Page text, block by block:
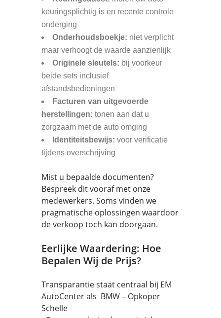
keuringsplichtig is en recente controle
onderging
Onderhoudsboekje: niet verplicht
maar verhoogt de waarde aanzienlijk
Originele sleutels: bij voorkeur
beide sets inclusief
afstandsbedieningen
Facturen van uitgevoerde
herstellingen: tonen aan dat u
zorgzaam met de auto omging
Identiteitsbewijs: voor verificatie
tijdens overschrijving
Mist u bepaalde documenten?
Bespreek dit vooraf met onze
medewerkers. Soms vinden we
pragmatische oplossingen waardoor
de verkoop toch kan doorgaan.
Eerlijke Waardering: Hoe
Bepalen Wij de Prijs?
Transparantie staat centraal bij EM
AutoCenter als BMW – Opkoper
Schelle